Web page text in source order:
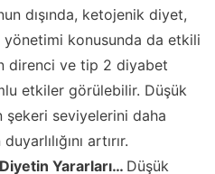
dışında, ketojenik diyet,
yönetimi konusunda da etkili
direnci ve tip 2 diyabet
etkiler görülebilir. Düşük
şekeri seviyelerini daha
artırır.
Yararları… Düşük